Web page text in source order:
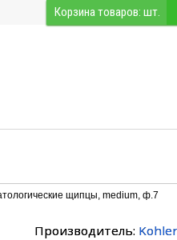
Корзина товаров: шт.
щипцы, medium, ф.7
Производитель: Kohler